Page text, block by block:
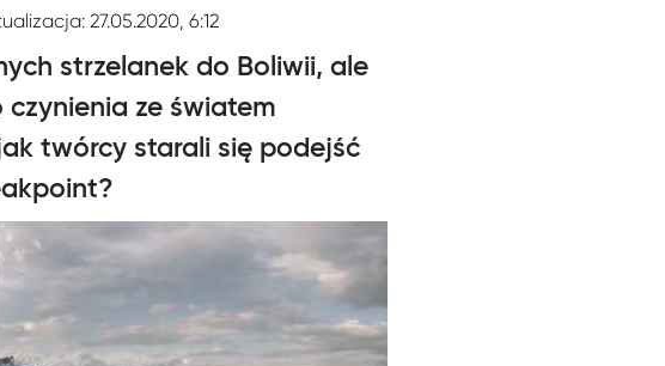
27.05.2020, 6:12
strzelanek do Boliwii, ale
ze światem
twórcy starali się podejść